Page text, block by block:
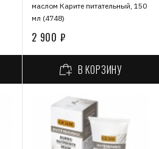
маслом Карите питательный, 150
мл (4748)
2 900 ₽
В КОРЗИНУ